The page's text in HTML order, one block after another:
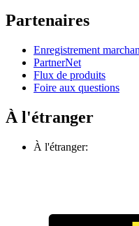
Partenaires
Enregistrement
PartnerNet
Flux de produits
Foire aux questions
À l'étranger
À l'étranger: